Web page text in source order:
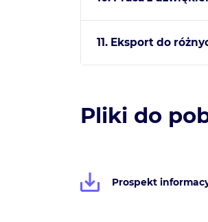
11. Eksport do
Pliki do
Prospekt